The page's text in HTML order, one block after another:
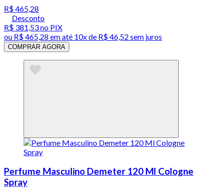
R$ 465,28
Desconto
R$ 381,53no PIX
ou R$ 465,28 em até 10x de R$ 46,52 sem juros
COMPRAR AGORA
Perfume Masculino Demeter 120 Ml Cologne
Spray